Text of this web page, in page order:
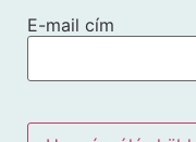
E-mail cím